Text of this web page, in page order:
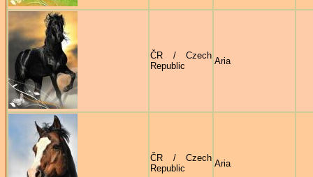
ČR / Czech
Republic
Aria
ČR / Czech
Republic
Aria